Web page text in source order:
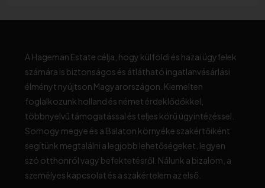
A Hageman Estate célja, hogy külföldi és hazai ügyfelek
számára is biztonságos és átlátható ingatlanvásárlási
élményt nyújtson Magyarországon. Kiemelten
foglalkozunk holland és német érdeklődőkkel,
többnyelvű támogatással és teljes körű ügyintézéssel.
Somogy megye és a Balaton környéke szakértőiként
segítünk megtalálni a legjobb lehetőségeket, legyen
szó otthonról vagy befektetésről. Nálunk a bizalom, a
személyes kapcsolat és a szakértelem az első.